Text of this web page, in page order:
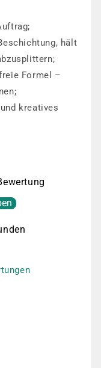
hält
Formel –
kreatives